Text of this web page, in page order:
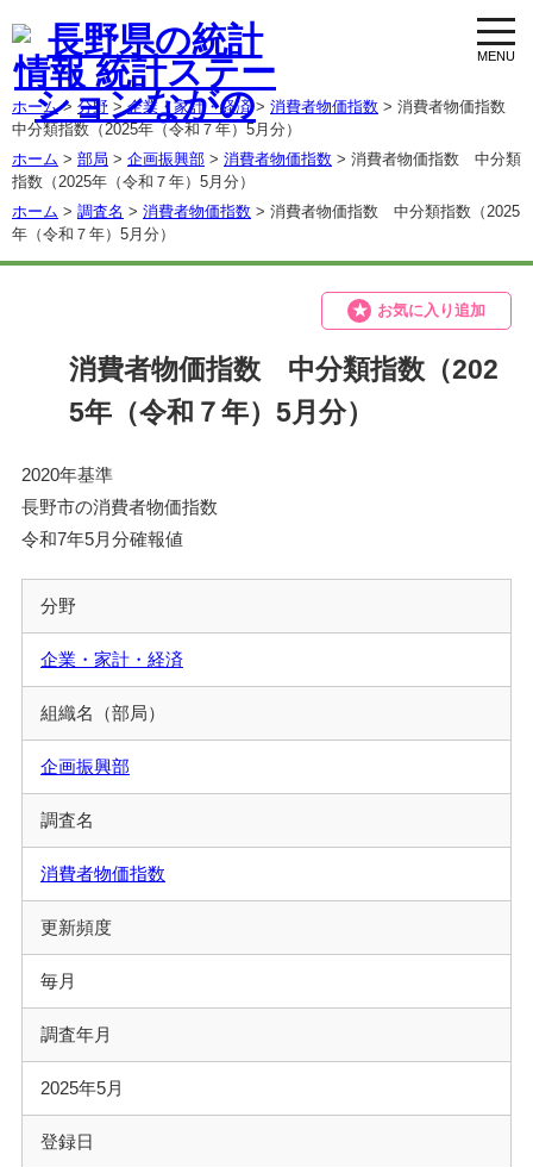
ホーム> 分野 >企業・家計・経済> 消費者物価指数 > 消費者物価指数
中分類指数（2025年（令和７年）5月分）
ホーム > 部局 > 企画振興部 > 消費者物価指数 > 消費者物価指数 中分類
指数（2025年（令和７年）5月分）
ホーム > 調査名 > 消費者物価指数 > 消費者物価指数 中分類指数（2025
年（令和７年）5月分）
消費者物価指数 中分類指数（202
5年（令和７年）5月分）
お気に入り追加
2020年基準
長野市の消費者物価指数
令和7年5月分確報値
分野
企業・家計・経済
組織名（部局）
企画振興部
調査名
消費者物価指数
更新頻度
毎月
調査年月
2025年5月
登録日